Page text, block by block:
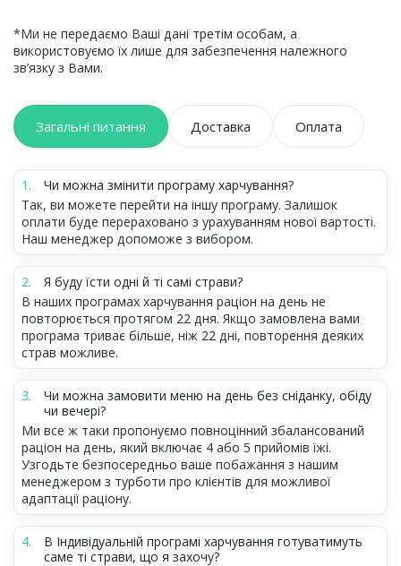
Загальні питання Доставка Оплата
Чи можна змінити програму харчування?
Так, ви можете перейти на іншу програму. Залишок
оплати буде перераховано з урахуванням нової вартості.
Наш менеджер допоможе з вибором.
Я буду їсти одні й ті самі страви?
В наших програмах харчування раціон на день не
повторюється протягом 22 дня. Якщо замовлена вами
програма триває більше, ніж 22 дні, повторення деяких
страв можливе.
Чи можна замовити меню на день без сніданку, обіду
чи вечері?
Ми все ж таки пропонуємо повноцінний збалансований
раціон на день, який включає 4 або 5 прийомів їжі.
Узгодьте безпосередньо ваше побажання з нашим
менеджером з турботи про клієнтів для можливої
адаптації раціону.
В Індивідуальній програмі харчування готуватимуть
саме ті страви, що я захочу?
*Ми не передаємо Ваші дані третім особам, а
використовуємо їх лише для забезпечення належного
зв’язку з Вами.